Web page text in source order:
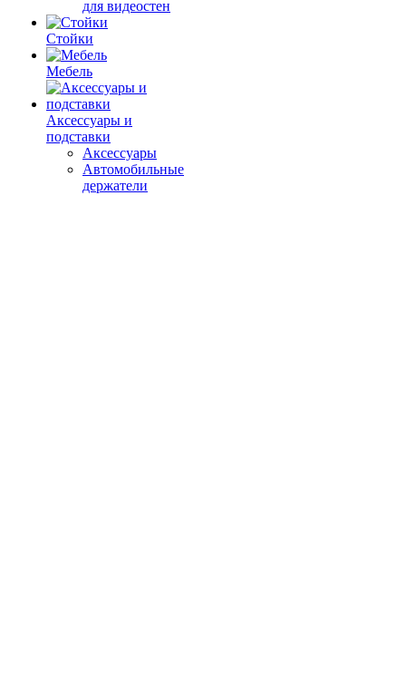
для видеостен
Стойки
Мебель
Аксессуары и
подставки
Аксессуары
Автомобильные
держатели